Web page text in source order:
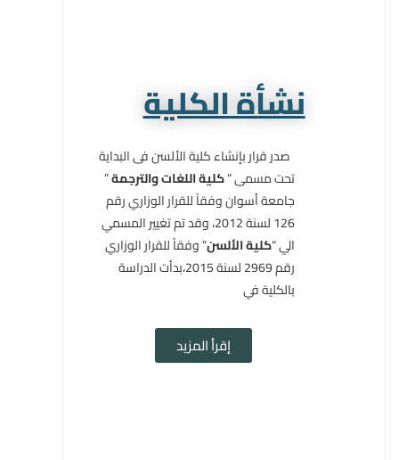
نشأة الكلية
صدر قرار بإنشاء كلية الألسن فى البداية
تحت مسمى ”كلية اللغات والترجمة”
جامعة أسوان وفقاً للقرار الوزاري رقم
126 لسنة 2012، وقد تم تغيير المسمي
الي “كلية الألسن” وفقاً للقرار الوزاري
رقم 2969 لسنة 2015،بدأت الدراسة
بالكلية في
إقرأ المزيد